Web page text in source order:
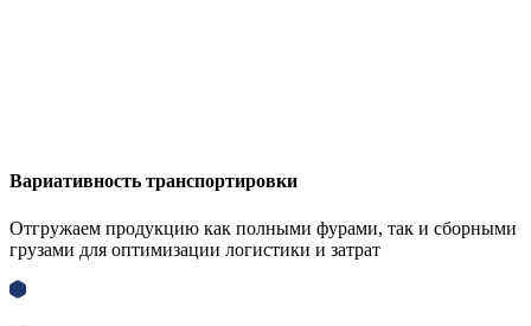
Вариативность транспортировки
Отгружаем продукцию как полными фурами, так и сборными
грузами для оптимизации логистики и затрат